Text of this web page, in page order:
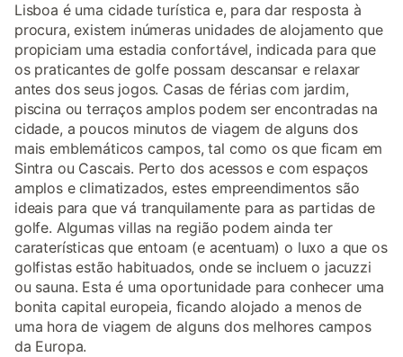
Lisboa é uma cidade turística e, para dar resposta à
procura, existem inúmeras unidades de alojamento que
propiciam uma estadia confortável, indicada para que
os praticantes de golfe possam descansar e relaxar
antes dos seus jogos. Casas de férias com jardim,
piscina ou terraços amplos podem ser encontradas na
cidade, a poucos minutos de viagem de alguns dos
mais emblemáticos campos, tal como os que ficam em
Sintra ou Cascais. Perto dos acessos e com espaços
amplos e climatizados, estes empreendimentos são
ideais para que vá tranquilamente para as partidas de
golfe. Algumas villas na região podem ainda ter
caraterísticas que entoam (e acentuam) o luxo a que os
golfistas estão habituados, onde se incluem o jacuzzi
ou sauna. Esta é uma oportunidade para conhecer uma
bonita capital europeia, ficando alojado a menos de
uma hora de viagem de alguns dos melhores campos
da Europa.